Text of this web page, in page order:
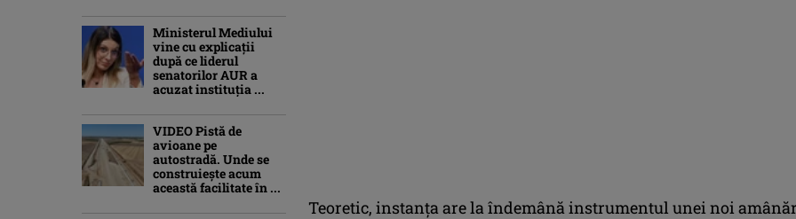
Teoretic, instanța are la îndemână instrumentul unei noi
Ministerul Mediului
vine cu explicații
după ce liderul
senatorilor AUR a
acuzat instituția ...
VIDEO Pistă de
avioane pe
autostradă. Unde se
construiește acum
această facilitate în ...